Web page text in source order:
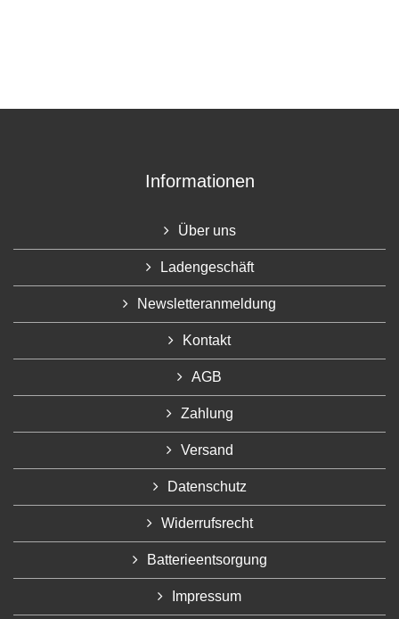
Informationen
Über uns
Ladengeschäft
Newsletteranmeldung
Kontakt
AGB
Zahlung
Versand
Datenschutz
Widerrufsrecht
Batterieentsorgung
Impressum